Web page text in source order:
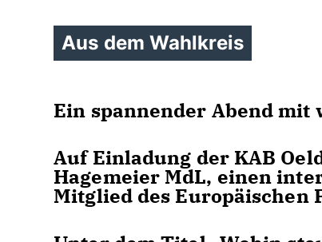
Aus dem Wahlkreis
Ein spannender Abend
Auf Einladung der KAB
Hagemeier MdL, einen
Mitglied des Europäischen